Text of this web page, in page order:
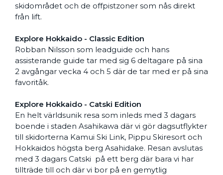
skidområdet och de offpistzoner som nås direkt
från lift.
Explore Hokkaido - Classic Edition
Robban Nilsson som leadguide och hans
assisterande guide tar med sig 6 deltagare på sina
2 avgångar vecka 4 och 5 där de tar med er på sina
favoritåk.
Explore Hokkaido - Catski Edition
En helt världsunik resa som inleds med 3 dagars
boende i staden Asahikawa där vi gör dagsutflykter
till skidorterna Kamui Ski Link, Pippu Skiresort och
Hokkaidos högsta berg Asahidake. Resan avslutas
med 3 dagars Catski på ett berg där bara vi har
tillträde till och där vi bor på en gemytlig